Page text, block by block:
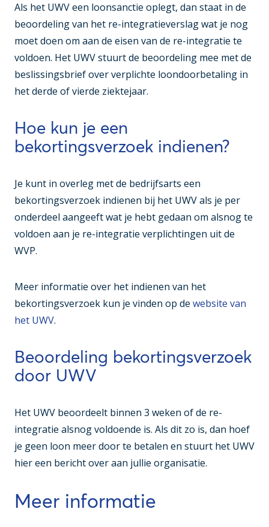
Als het UWV een loonsanctie oplegt, dan staat in de
beoordeling van het re-integratieverslag wat je nog
moet doen om aan de eisen van de re-integratie te
voldoen. Het UWV stuurt de beoordeling mee met de
beslissingsbrief over verplichte loondoorbetaling in
het derde of vierde ziektejaar.
Hoe kun je een
bekortingsverzoek indienen?
Je kunt in overleg met de bedrijfsarts een
bekortingsverzoek indienen bij het UWV als je per
onderdeel aangeeft wat je hebt gedaan om alsnog te
voldoen aan je re-integratie verplichtingen uit de
WVP.
Meer informatie over het indienen van het
bekortingsverzoek kun je vinden op de website van
het UWV.
Beoordeling bekortingsverzoek
door UWV
Het UWV beoordeelt binnen 3 weken of de re-
integratie alsnog voldoende is. Als dit zo is, dan hoef
je geen loon meer door te betalen en stuurt het UWV
hier een bericht over aan jullie organisatie.
Meer informatie